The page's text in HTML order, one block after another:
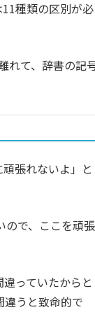
種類の区別が必
れて、辞書の記
張れないよ」と
ので、ここを頑張
っていたからと
うと致命的で